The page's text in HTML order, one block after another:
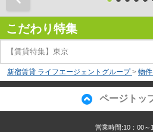
こだわり特集
【賃貸特集】東京
新宿賃貸 ライフエージェントグループ > 物
ページトッ
営業時間:10：00～